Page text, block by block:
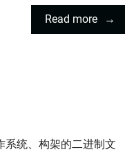
Read more
系统、构架的二进制文